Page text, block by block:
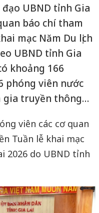
UBND tỉnh Gia
báo chí tham
mạc Năm Du lịch
UBND tỉnh Gia
khoảng 166
phóng viên nước
gia truyền thông…
viên các cơ quan
Tuần lễ khai mạc
2026 do UBND tỉnh